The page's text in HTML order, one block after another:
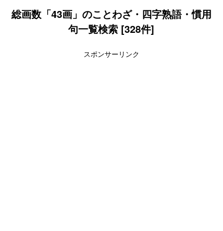
総画数「43画」のことわざ・四字熟語・慣用
句一覧検索 [328件]
スポンサーリンク